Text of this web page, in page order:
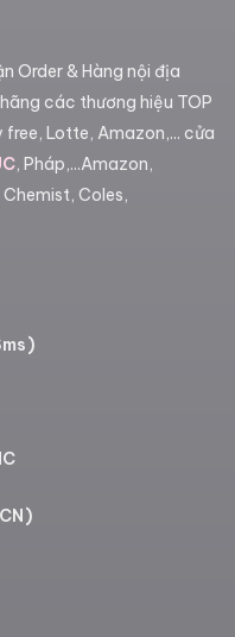
Order & Hàng nội địa
các thương hiệu TOP
Lotte, Amazon,... cửa
, Pháp,...Amazon,
Coles,